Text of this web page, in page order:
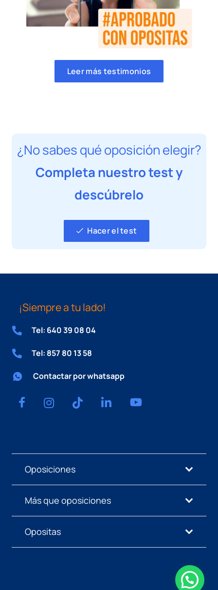
Leer más testimonios
¿No sabes qué oposición elegir?
Completa nuestro test y
descúbrelo
Hacer el test
¡Siempre a tu lado!
Tel: 640 39 08 04
Tel: 857 80 13 58
Contactar por whatsapp
Oposiciones
Más que oposiciones
Opositas